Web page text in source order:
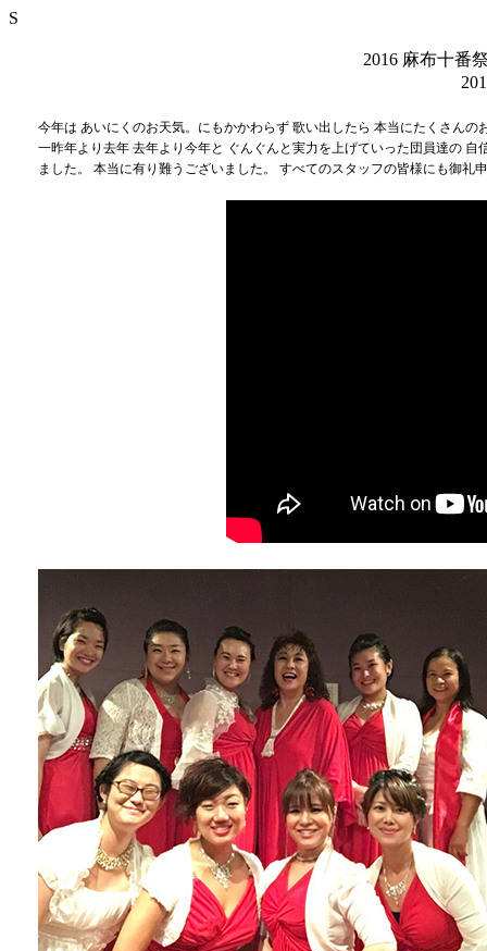
S
2016 麻布十番
今年は あいにくのお天気。にもかかわらず 歌い出したら 本当にたくさんの
一昨年より去年 去年より今年と ぐんぐんと実力を上げていった団員達の
ました。 本当に有り難うございました。 すべてのスタッフの皆様にも御礼